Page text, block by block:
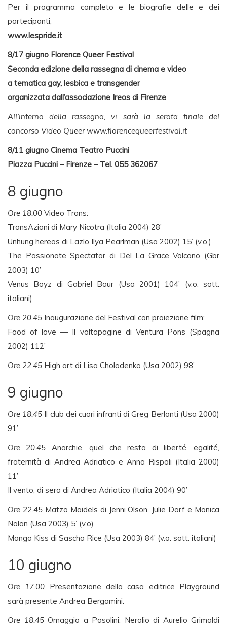
Per il programma completo e le biografie delle e dei
partecipanti,
www.lespride.it
8/17 giugno Florence Queer Festival
Seconda edizione della rassegna di cinema e video
a tematica gay, lesbica e transgender
organizzata dall’associazione Ireos di Firenze
All’interno della rassegna, vi sarà la serata finale del
concorso Video Queer www.florencequeerfestival.it
8/11 giugno Cinema Teatro Puccini
Piazza Puccini – Firenze – Tel. 055 362067
8 giugno
Ore 18.00 Video Trans:
TransAzioni di Mary Nicotra (Italia 2004) 28’
Unhung hereos di Lazlo Ilya Pearlman (Usa 2002) 15’ (v.o.)
The Passionate Spectator di Del La Grace Volcano (Gbr
2003) 10’
Venus Boyz di Gabriel Baur (Usa 2001) 104’ (v.o. sott.
italiani)
Ore 20.45 Inaugurazione del Festival con proiezione film:
Food of love — Il voltapagine di Ventura Pons (Spagna
2002) 112’
Ore 22.45 High art di Lisa Cholodenko (Usa 2002) 98’
9 giugno
Ore 18.45 Il club dei cuori infranti di Greg Berlanti (Usa 2000)
91’
Ore 20.45 Anarchie, quel che resta di liberté, egalité,
fraternità di Andrea Adriatico e Anna Rispoli (Italia 2000)
11’
Il vento, di sera di Andrea Adriatico (Italia 2004) 90’
Ore 22.45Matzo Maidels di Jenni Olson, Julie Dorf e Monica
Nolan (Usa 2003) 5’ (v.o)
Mango Kiss di Sascha Rice (Usa 2003) 84’ (v.o. sott. italiani)
10 giugno
Ore 17.00 Presentazione della casa editrice Playground
sarà presente Andrea Bergamini.
Ore 18.45Omaggio a Pasolini: Nerolio di Aurelio Grimaldi